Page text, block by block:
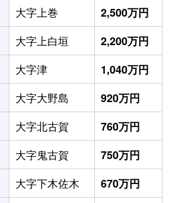
大字上巻
2,500万円
大字上白垣
2,200万円
大字津
1,040万円
大字大野島
920万円
大字北古賀
760万円
大字鬼古賀
750万円
大字下木佐木
670万円